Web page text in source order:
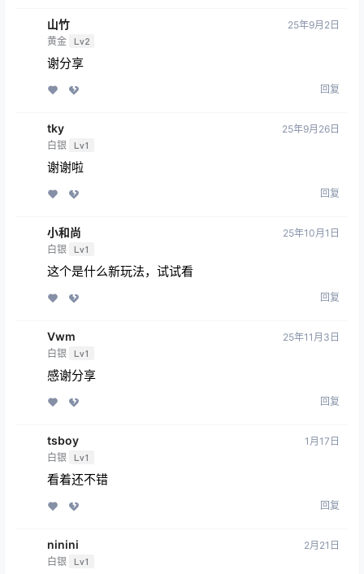
山竹
黄金 Lv2
25年9月2日
谢分享
回复
tky
白银 Lv1
25年9月26日
谢谢啦
回复
小和尚
白银 Lv1
25年10月1日
这个是什么新玩法，试试看
回复
Vwm
白银 Lv1
25年11月3日
感谢分享
回复
tsboy
白银 Lv1
1月17日
看着还不错
回复
ninini
白银 Lv1
2月21日